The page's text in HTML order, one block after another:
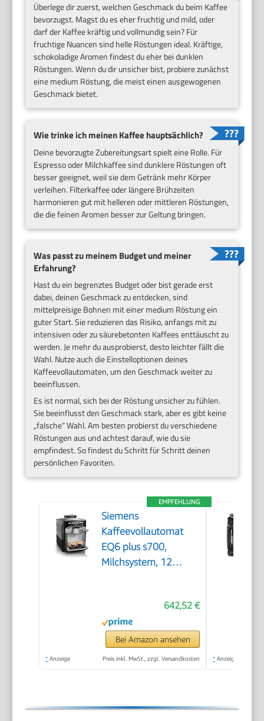
Überlege dir zuerst, welchen Geschmack du beim Kaffee
bevorzugst. Magst du es eher fruchtig und mild, oder
darf der Kaffee kräftig und vollmundig sein? Für
fruchtige Nuancen sind helle Röstungen ideal. Kräftige,
schokoladige Aromen findest du eher bei dunklen
Röstungen. Wenn du dir unsicher bist, probiere zunächst
eine medium Röstung, die meist einen ausgewogenen
Geschmack bietet.
Wie trinke ich meinen Kaffee hauptsächlich?
Deine bevorzugte Zubereitungsart spielt eine Rolle. Für
Espresso oder Milchkaffee sind dunklere Röstungen oft
besser geeignet, weil sie dem Getränk mehr Körper
verleihen. Filterkaffee oder längere Brühzeiten
harmonieren gut mit helleren oder mittleren Röstungen,
die die feinen Aromen besser zur Geltung bringen.
Was passt zu meinem Budget und meiner
Erfahrung?
Hast du ein begrenztes Budget oder bist gerade erst
dabei, deinen Geschmack zu entdecken, sind
mittelpreisige Bohnen mit einer medium Röstung ein
guter Start. Sie reduzieren das Risiko, anfangs mit zu
intensiven oder zu säurebetonten Kaffees enttäuscht zu
werden. Je mehr du ausprobierst, desto leichter fällt die
Wahl. Nutze auch die Einstelloptionen deines
Kaffeevollautomaten, um den Geschmack weiter zu
beeinflussen.
Es ist normal, sich bei der Röstung unsicher zu fühlen.
Sie beeinflusst den Geschmack stark, aber es gibt keine
„falsche“ Wahl. Am besten probierst du verschiedene
Röstungen aus und achtest darauf, wie du sie
empfindest. So findest du Schritt für Schritt deinen
persönlichen Favoriten.
EMPFEHLUNG
Siemens
Kaffeevollautomat
EQ6 plus s700,
Milchsystem, 12
Milchsystems,
Keramikmahlwerk,
großes Touchdisplay,
642,52 €
Bei Amazon ansehen
* Anzeige Preis inkl. MwSt., zzgl. Versandkosten * Anzeige